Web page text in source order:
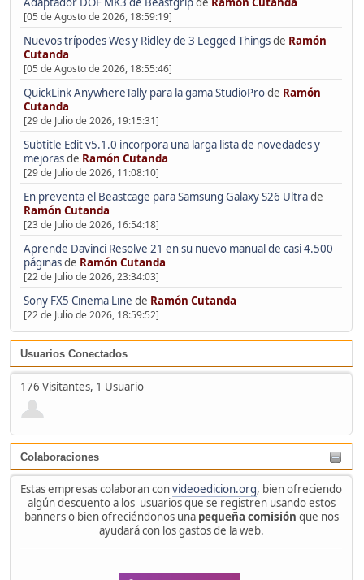
[05 de Agosto de 2026, 18:59:19]
Nuevos trípodes Wes y Ridley de 3 Legged Thingsde Ramón
Cutanda
[05 de Agosto de 2026, 18:55:46]
QuickLink AnywhereTally para la gama StudioProde Ramón
Cutanda
[29 de Julio de 2026, 19:15:31]
Subtitle Edit v5.1.0 incorpora una larga lista de novedades y
mejorasde Ramón Cutanda
[29 de Julio de 2026, 11:08:10]
En preventa el Beastcage para Samsung Galaxy S26 Ultrade
Ramón Cutanda
[23 de Julio de 2026, 16:54:18]
Aprende Davinci Resolve 21 en su nuevo manual de casi 4.500
páginasde Ramón Cutanda
[22 de Julio de 2026, 23:34:03]
Sony FX5 Cinema Line de Ramón Cutanda
[22 de Julio de 2026, 18:59:52]
Usuarios Conectados
176 Visitantes, 1 Usuario
Colaboraciones
Estas empresas colaboran convideoedicion.org, bien ofreciendo
algún descuento a los usuarios que se registren usando estos
banners o bien ofreciéndonos una pequeña comisión que nos
ayudará con los gastos de la web.